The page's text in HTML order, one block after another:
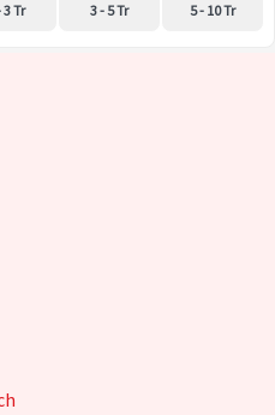
3 Tr 3 - 5 Tr 5 - 10 Tr